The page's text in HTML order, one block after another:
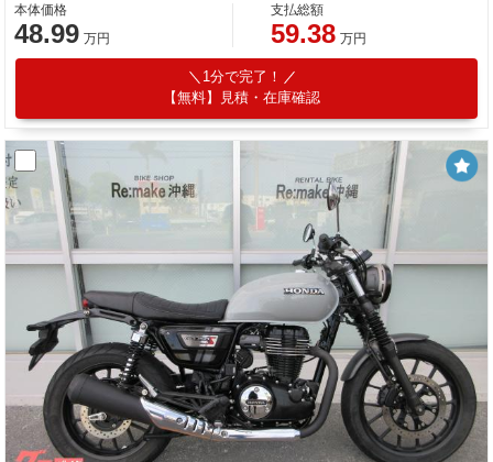
本体価格
48.99 万円
支払総額
59.38 万円
1分で完了！
【無料】見積・在庫確認